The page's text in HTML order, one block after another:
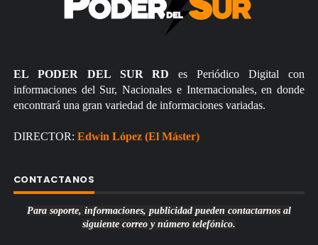
EL PODER DEL SUR RD es Periódico Digital con
informaciones del Sur, Nacionales e Internacionales, en donde
encontrará una gran variedad de informaciones variadas.
DIRECTOR: Edwin López (El Máster)
CONTACTANOS
Para soporte, informaciones, publicidad pueden contactarnos al
siguiente correo y número telefónico.